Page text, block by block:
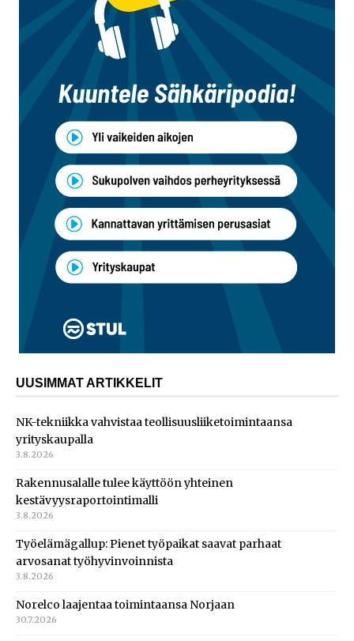
UUSIMMAT ARTIKKELIT
NK-tekniikka vahvistaa teollisuusliiketoimintaansa
yrityskaupalla
3.8.2026
Rakennusalalle tulee käyttöön yhteinen
kestävyysraportointimalli
3.8.2026
Työelämägallup: Pienet työpaikat saavat parhaat
arvosanat työhyvinvoinnista
3.8.2026
Norelco laajentaa toimintaansa Norjaan
30.7.2026